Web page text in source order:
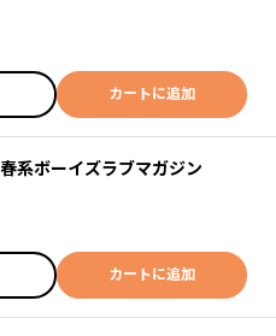
カートに追加
ボーイズラブマガジン
カートに追加